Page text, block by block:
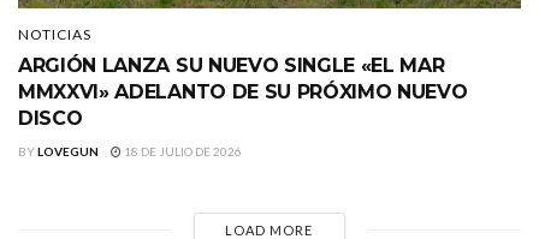
NOTICIAS
ARGIÓN LANZA SU NUEVO SINGLE «EL MAR
MMXXVI» ADELANTO DE SU PRÓXIMO NUEVO
DISCO
BYLOVEGUN 18 DE JULIO DE 2026
LOAD MORE